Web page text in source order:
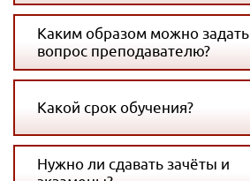
Каким образом можно задать
вопрос преподавателю?
Какой срок обучения?
Нужно ли сдавать зачёты и